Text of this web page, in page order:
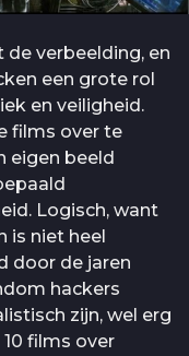
verbeelding, en
een grote rol
en veiligheid.
films over te
eigen beeld
Logisch, want
is niet heel
door de jaren
hackers
zijn, wel erg
films over